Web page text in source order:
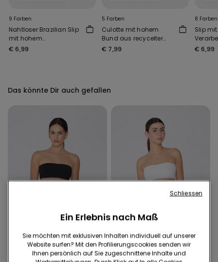
9 Farben
Nahtloser Brazilian Slip
mit hohem
Beinausschnitt
€ 6,99
5 Farben
Culotte mit hohem
Bund aus recycelter
Mikrofaser mit
€ 7,99
8 Farben
Slip
€ 6,99
Das könnte Dir auch gefallen
Recyceltes Mikrofaser Recyceltes Mikrofaser
Ein Erlebnis nach Maß
Sie möchten mit exklusiven Inhalten individuell auf unserer
Website surfen? Mit den Profilierungscookies senden wir
Ihnen persönlich auf Sie zugeschnittene Inhalte und
Schliessen